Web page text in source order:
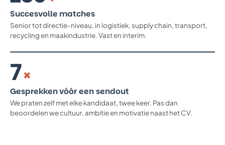
Succesvolle matches
Senior tot directie-niveau, in logistiek, supply chain, transport,
recycling en maakindustrie. Vast en interim.
7×
Gesprekken vóór een sendout
We praten zelf met elke kandidaat, twee keer. Pas dan
beoordelen we cultuur, ambitie en motivatie naast het CV.